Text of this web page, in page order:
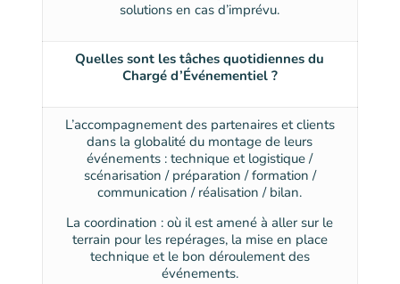
solutions en cas d’imprévu.
Quelles sont les tâches quotidiennes du
Chargé d’Événementiel ?
L’accompagnement des partenaires et clients
dans la globalité du montage de leurs
événements : technique et logistique /
scénarisation / préparation / formation /
communication / réalisation / bilan.
La coordination : où il est amené à aller sur le
terrain pour les repérages, la mise en place
technique et le bon déroulement des
événements.